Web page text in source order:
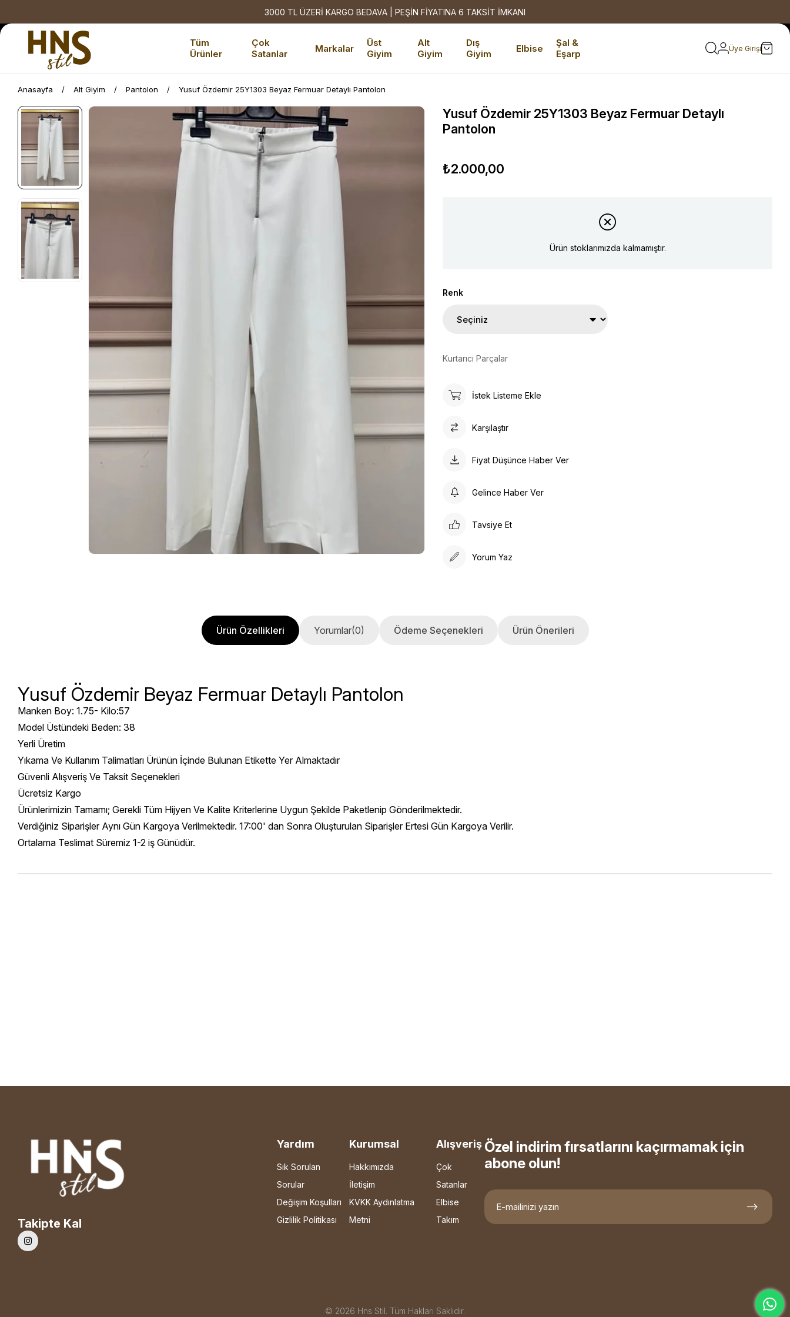
3000 TL ÜZERİ KARGO BEDAVA | PEŞİN FİYATINA 6 TAKSİT İMKANI
Tüm
Ürünler
Çok
Satanlar
Markalar
Üst
Giyim
Alt
Giyim
Dış
Giyim
Elbise
Şal &
Eşarp
Üye Girişi
Anasayfa Alt Giyim Pantolon Yusuf Özdemir 25Y1303 Beyaz Fermuar Detaylı Pantolon
Yusuf Özdemir 25Y1303 Beyaz Fermuar Detaylı
Pantolon
₺2.000,00
Ürün stoklarımızda kalmamıştır.
Renk
Kurtarıcı Parçalar
İstek Listeme Ekle
Karşılaştır
Fiyat Düşünce Haber Ver
Gelince Haber Ver
Tavsiye Et
Yorum Yaz
Ürün Özellikleri Yorumlar(0) Ödeme Seçenekleri Ürün Önerileri
Yusuf Özdemir Beyaz Fermuar Detaylı Pantolon
Manken Boy: 1.75- Kilo:57
Model Üstündeki Beden: 38
Yerli Üretim
Yıkama Ve Kullanım Talimatları Ürünün İçinde Bulunan Etikette Yer Almaktadır
Güvenli Alışveriş Ve Taksit Seçenekleri
Ücretsiz Kargo
Ürünlerimizin Tamamı; Gerekli Tüm Hijyen Ve Kalite Kriterlerine Uygun Şekilde Paketlenip Gönderilmektedir.
Verdiğiniz Siparişler Aynı Gün Kargoya Verilmektedir. 17:00' dan Sonra Oluşturulan Siparişler Ertesi Gün Kargoya Verilir.
Ortalama Teslimat Süremiz 1-2 iş Günüdür.
Takipte Kal
Yardım
Sık Sorulan
Sorular
Değişim Koşulları
Gizlilik Politikası
Kurumsal
Hakkımızda
İletişim
KVKK Aydınlatma
Metni
Alışveriş
Çok
Satanlar
Elbise
Takım
Özel indirim fırsatlarını kaçırmamak için
abone olun!
© 2026 Hns Stil. Tüm Hakları Saklıdır.